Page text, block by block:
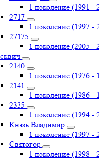
1 поколение (1991 -
2717
1 поколение (1997 -
27175
1 поколение (2005 -
2140
1 поколение (1976 -
2141
1 поколение (1986 -
2335
1 поколение (1994 -
Князь Владимир
1 поколение (1997 -
Святогор
1 поколение (1998 -